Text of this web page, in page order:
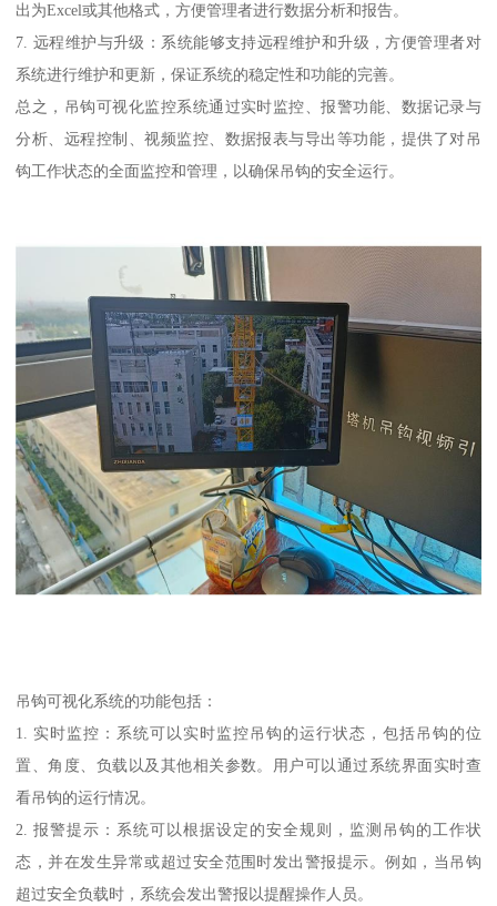
出为Excel或其他格式，方便管理者进行数据分析和报告。
7. 远程维护与升级：系统能够支持远程维护和升级，方便管理者对
系统进行维护和更新，保证系统的稳定性和功能的完善。
总之，吊钩可视化监控系统通过实时监控、报警功能、数据记录与
分析、远程控制、视频监控、数据报表与导出等功能，提供了对吊
钩工作状态的全面监控和管理，以确保吊钩的安全运行。
吊钩可视化系统的功能包括：
1. 实时监控：系统可以实时监控吊钩的运行状态，包括吊钩的位
置、角度、负载以及其他相关参数。用户可以通过系统界面实时查
看吊钩的运行情况。
2. 报警提示：系统可以根据设定的安全规则，监测吊钩的工作状
态，并在发生异常或超过安全范围时发出警报提示。例如，当吊钩
超过安全负载时，系统会发出警报以提醒操作人员。